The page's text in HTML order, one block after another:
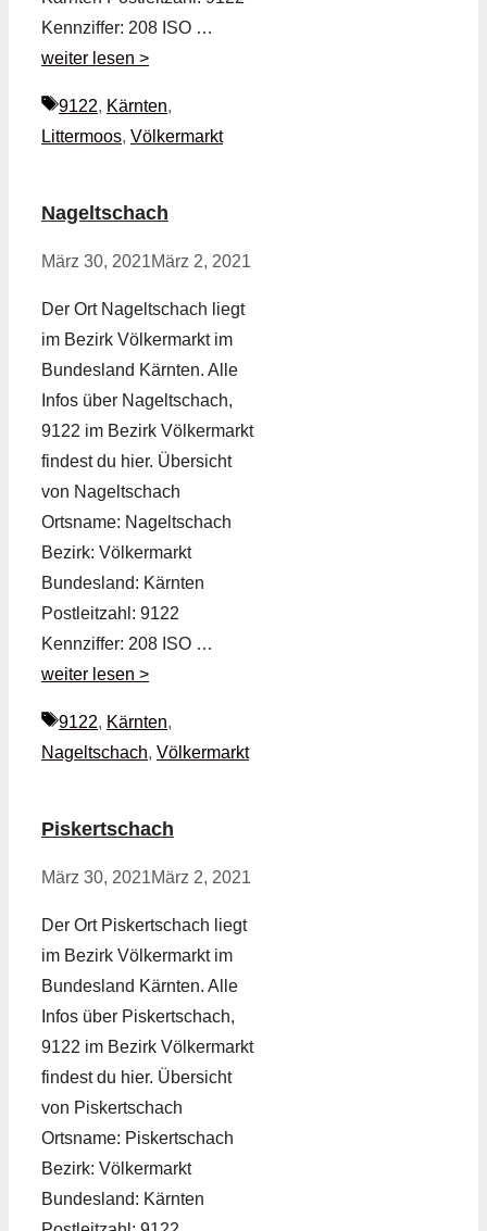
Kennziffer: 208 ISO …
weiter lesen >
Schlagwörter
9122, Kärnten,
Littermoos, Völkermarkt
Nageltschach
März 30, 2021März 2, 2021
Der Ort Nageltschach liegt
im Bezirk Völkermarkt im
Bundesland Kärnten. Alle
Infos über Nageltschach,
9122 im Bezirk Völkermarkt
findest du hier. Übersicht
von Nageltschach
Ortsname: Nageltschach
Bezirk: Völkermarkt
Bundesland: Kärnten
Postleitzahl: 9122
Kennziffer: 208 ISO …
weiter lesen >
Schlagwörter
9122, Kärnten,
Nageltschach, Völkermarkt
Piskertschach
März 30, 2021März 2, 2021
Der Ort Piskertschach liegt
im Bezirk Völkermarkt im
Bundesland Kärnten. Alle
Infos über Piskertschach,
9122 im Bezirk Völkermarkt
findest du hier. Übersicht
von Piskertschach
Ortsname: Piskertschach
Bezirk: Völkermarkt
Bundesland: Kärnten